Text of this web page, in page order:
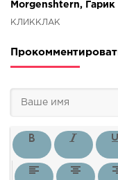
Morgenshtern,
КЛИККЛАК